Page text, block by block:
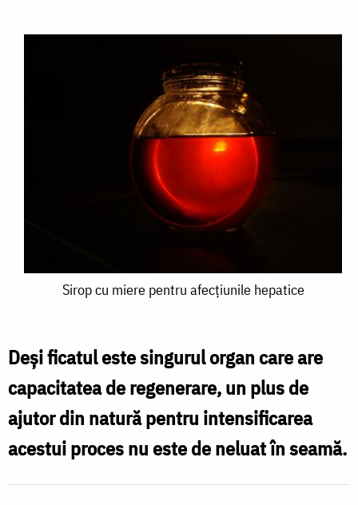
miere
pentru
afecțiunile
hepatice
Sirop cu miere pentru afecțiunile hepatice
Deși ficatul este singurul organ care are
capacitatea de regenerare, un plus de
ajutor din natură pentru intensificarea
acestui proces nu este de neluat în seamă.